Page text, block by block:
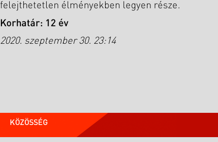
felejthetetlen élményekben legyen része.
Korhatár: 12 év
2020. szeptember 30. 23:14
KÖZÖSSÉG